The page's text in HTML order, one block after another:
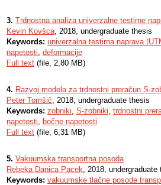
3. Trdnostna analiza univerzalne testirne
Kevin Kovšca, 2018, undergraduate thesis
Keywords: univerzalna testirna naprava
napetosti, deformacije
Full text (file, 2,80 MB)
4. Razvoj modela za trdnostni preračun S-
Peter Tomšič, 2018, undergraduate thesis
Keywords: zobniki, S-zobniki, trdnostni
napetosti, bočne napetosti
Full text (file, 6,31 MB)
5. Vakuumska transportna posoda
Rebeka Danica Pacek, 2018, undergraduate
Keywords: vakuumske tlačne posode